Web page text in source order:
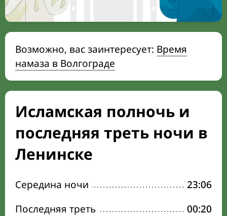
Возможно, вас заинтересует: Время
намаза в Волгограде
Исламская полночь и
последняя треть ночи в
Ленинске
Середина ночи
23:06
Последняя треть
00:20